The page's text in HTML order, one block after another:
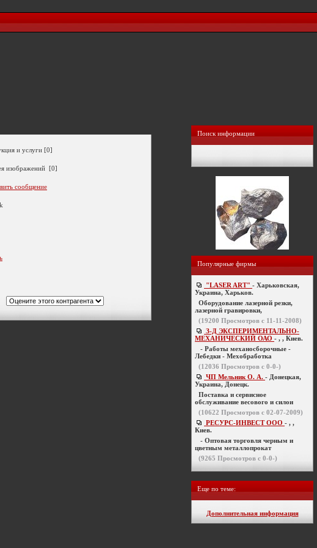
и услуги [0]
изображений [0]
сообщение
Поиск информации
Популярные фирмы
"LASER ART" - Харьковская,
Украина, Харьков.
Оборудование лазерной резки,
лазерной гравировки,
(19200 Просмотров с 11-11-2008)
З-Д ЭКСПЕРИМЕНТАЛЬНО-
МЕХАНИЧЕСКИЙ ОАО - , , Киев.
- Работы механосборочные -
Лебедки - Мехобработка
(12036 Просмотров с 0-0-)
ЧП Мельник О. А. - Донецкая,
Украина, Донецк.
Поставка и сервисное
обслуживание весового и силои
(10622 Просмотров с 02-07-2009)
РЕСУРС-ИНВЕСТ ООО - , ,
Киев.
- Оптовая торговля черным и
цветным металлопрокат
(9265 Просмотров с 0-0-)
Еще по теме:
Дополнительная информация